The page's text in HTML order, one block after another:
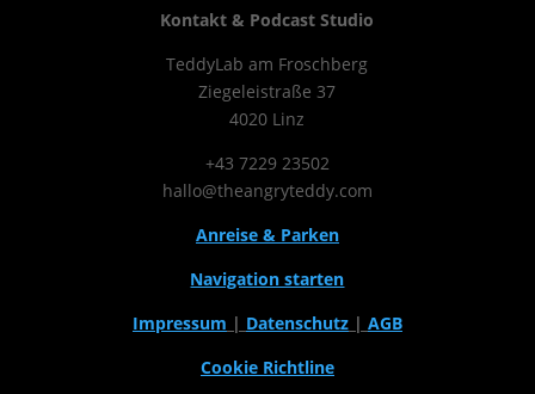
Kontakt & Podcast Studio
TeddyLab am Froschberg
Ziegeleistraße 37
4020 Linz
+43 7229 23502
hallo@theangryteddy.com
Anreise & Parken
Navigation starten
Impressum | Datenschutz| AGB
Cookie Richtline